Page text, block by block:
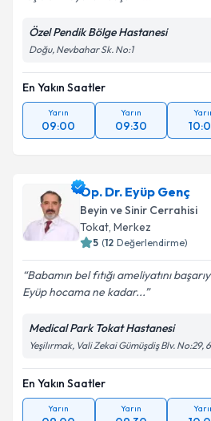
Özel Pendik Bölge Hastanesi
Doğu, Nevbahar Sk. No:1
En Yakın Saatler
Yarın
09:00
Yarın
09:30
Op. Dr. Eyüp Genç
Beyin ve Sinir Cerrahisi
Tokat, Merkez
5 (12 Değerlendirme)
Babamın bel fıtığı ameliyatını
Eyüp hocama ne kadar...
Medical Park Tokat Hastanesi
Yeşilırmak, Vali Zekai Gümüşdiş Blv.
En Yakın Saatler
Yarın Yarın